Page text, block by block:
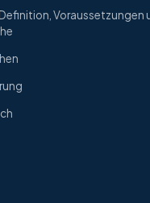
Voraussetzungen